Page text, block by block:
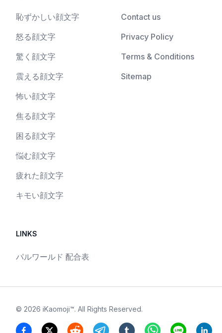
恥ずかしい顔文字
怒る顔文字
驚く顔文字
震える顔文字
怖い顔文字
焦る顔文字
困る顔文字
悩む顔文字
疲れた顔文字
キモい顔文字
Contact us
Privacy Policy
Terms & Conditions
Sitemap
LINKS
パルワールド 配合表
© 2026 iKaomoji™. All Rights Reserved.